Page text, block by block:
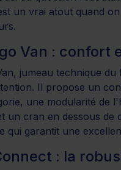
un vrai atout quand
Van : confort
jumeau technique
Il propose un
une modularité de
un cran en dessous de
qui garantit une
: la